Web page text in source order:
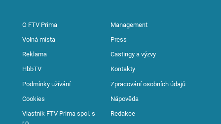
O FTV Prima Management
Volná místa Press
Reklama Castingy a výzvy
HbbTV Kontakty
Podmínky užívání Zpracování osobních údajů
Cookies Nápověda
Vlastník FTV Prima spol. s
Redakce